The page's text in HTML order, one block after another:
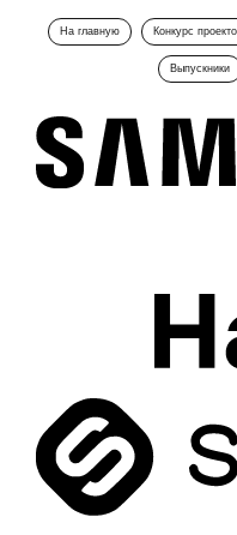
На главную Конкурс
Выпускники